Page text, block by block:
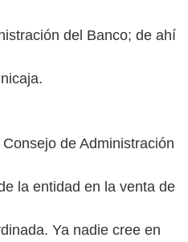
del Banco; de ahí
de Administración
la entidad en la venta de
Ya nadie cree en